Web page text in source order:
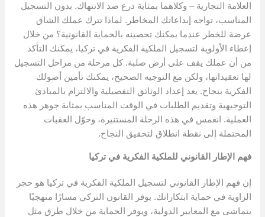
العلامة التجارية – وكلاهما بمثابة درع ضد الانتهاك. بدون التسجيل
المناسب، تواجه إبداعاتك المخاطر. لماذا تترك عملك الشاق
عرضة للخطر عندما يمكنك تحصينه بالحماية القانونية؟ من خلال
إعطاء الأولوية لتسجيل الملكية الفكرية في تركيا، يمكنك التأكد
من أن عملك يقف على أرض صلبة. كل مرحلة من مراحل التسجيل
لها تعقيداتها، ولكن مع التوجيه الصحيح، يمكنك تأمين أصولك
الفكرية بنجاح. يعد إعداد الوثائق التفصيلية والالتزام بالمبادئ
التوجيهية وتقديم الطلبات في الوقت المناسب بمثابة جوهر هذه
العملية. انغمس في هذه الرحلة المستنيرة، وحوّل العقبات
المحتملة إلى نقطة انطلاق لتحقيق النجاح.
فهم الإطار القانوني للملكية الفكرية في تركيا
إن فهم الإطار القانوني لتسجيل الملكية الفكرية في تركيا هو حجر
الزاوية في حماية ابتكاراتك. يوفر القانون التركي مسارًا منهجيًا
يتماشى مع المعايير الدولية، ويوفر الحماية من خلال طرق مثل